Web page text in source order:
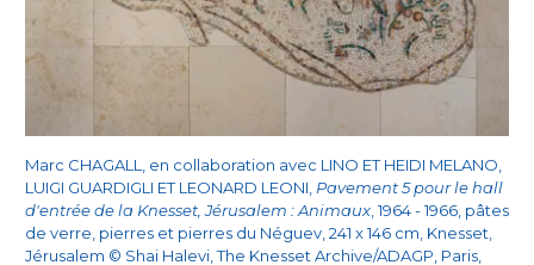
Marc CHAGALL, en collaboration avec LINO ET HEIDI MELANO,
LUIGI GUARDIGLI ET LEONARD LEONI, Pavement 5 pour le hall
d'entrée de la Knesset, Jérusalem : Animaux , 1964 - 1966, pâtes
de verre, pierres et pierres du Néguev, 241 x 146 cm, Knesset,
Jérusalem © Shai Halevi, The Knesset Archive/ADAGP, Paris,